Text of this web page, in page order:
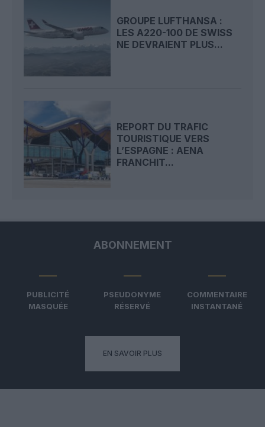
GROUPE LUFTHANSA :
LES A220-100 DE SWISS
NE DEVRAIENT PLUS...
REPORT DU TRAFIC
TOURISTIQUE VERS
L’ESPAGNE : AENA
FRANCHIT...
ABONNEMENT
PUBLICITÉ
MASQUÉE
PSEUDONYME
RÉSERVÉ
COMMENTAIRE
INSTANTANÉ
EN SAVOIR PLUS